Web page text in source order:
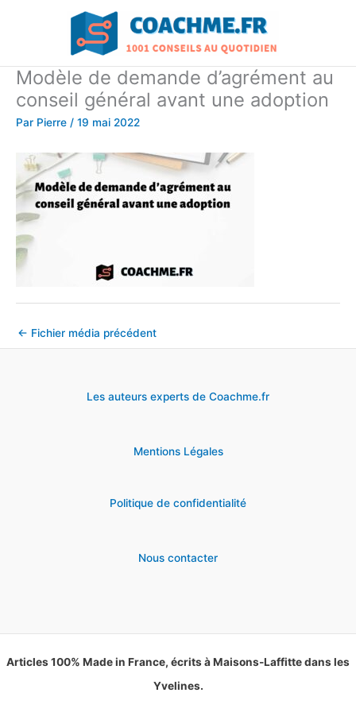
Modèle de demande d’agrément au
conseil général avant une adoption
Par Pierre / 19 mai 2022
← Fichier média précédent
Les auteurs experts de Coachme.fr
Mentions Légales
Politique de confidentialité
Nous contacter
Articles 100% Made in France, écrits à Maisons-Laffitte dans les
Yvelines.